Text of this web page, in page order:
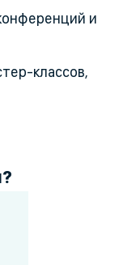
и
классов,